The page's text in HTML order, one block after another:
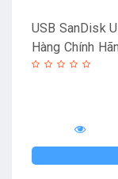
USB SanDisk
Hàng Chính